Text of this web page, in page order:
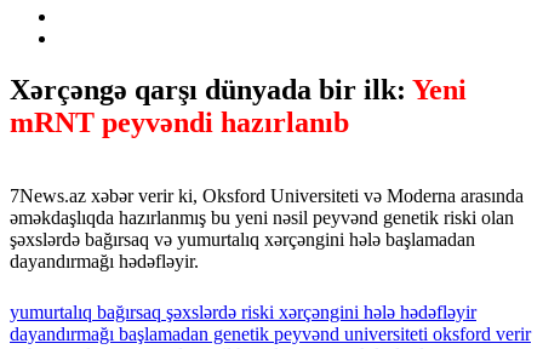
Xərçəngə qarşı dünyada bir ilk: Yeni
mRNT peyvəndi hazırlanıb
7News.az xəbər verir ki, Oksford Universiteti və Moderna arasında
əməkdaşlıqda hazırlanmış bu yeni nəsil peyvənd genetik riski olan
şəxslərdə bağırsaq və yumurtalıq xərçəngini hələ başlamadan
dayandırmağı hədəfləyir.
yumurtalıq bağırsaq şəxslərdə riski xərçəngini hələ hədəfləyir
dayandırmağı başlamadan genetik peyvənd universiteti oksford verir